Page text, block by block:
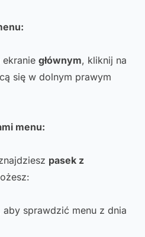
ekranie głównym, kliknij na
się w dolnym prawym
menu:
pasek z
aby sprawdzić menu z dnia